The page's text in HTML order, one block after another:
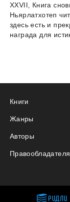
XXVII, Книга
Ньярлатхотеп
здесь есть и
награда для
Книги
Жанры
Авторы
РИДЛИ